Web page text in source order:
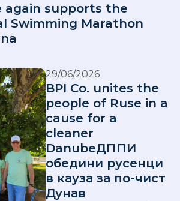
again supports the
Swimming Marathon
29/06/2026
BPI Co. unites the
people of Ruse in a
cause for a
cleaner
DanubeДППИ
обедини русенци
в кауза за по-чист
Дунав